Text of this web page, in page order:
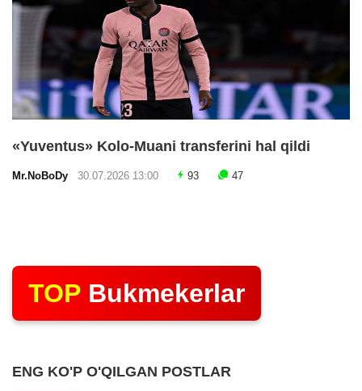
«Yuventus» Kolo-Muani transferini hal qildi
Mr.NoBoDy 30.07.2026 13:00 93 47
TOP Bukmekerlar
ENG KO'P O'QILGAN POSTLAR